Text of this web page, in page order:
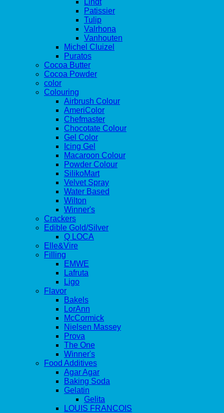
Lindt
Patissier
Tulip
Valrhona
Vanhouten
Michel Cluizel
Puratos
Cocoa Butter
Cocoa Powder
color
Colouring
Airbrush Colour
AmeriColor
Chefmaster
Chocotate Colour
Gel Color
Icing Gel
Macaroon Colour
Powder Colour
SilikoMart
Velvet Spray
Water Based
Wilton
Winner's
Crackers
Edible Gold/Silver
Q LOCA
Elle&Vire
Filling
EMWE
Lafruta
Ligo
Flavor
Bakels
LorAnn
McCormick
Nielsen Massey
Prova
The One
Winner's
Food Additives
Agar Agar
Baking Soda
Gelatin
Gelita
LOUIS FRANCOIS